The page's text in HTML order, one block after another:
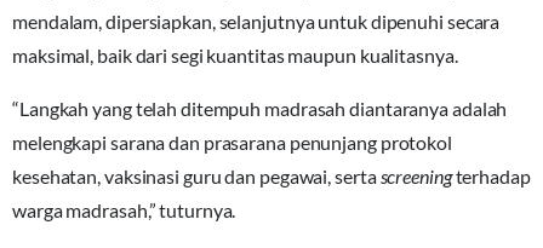
mendalam, dipersiapkan, selanjutnya untuk dipenuhi secara
maksimal, baik dari segi kuantitas maupun kualitasnya.
“Langkah yang telah ditempuh madrasah diantaranya adalah
melengkapi sarana dan prasarana penunjang protokol
kesehatan, vaksinasi guru dan pegawai, serta screeningterhadap
warga madrasah,” tuturnya.